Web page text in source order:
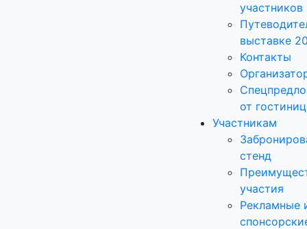
выставке
Контакты
от гостиниц
Участникам
стенд
участия
Рекламные